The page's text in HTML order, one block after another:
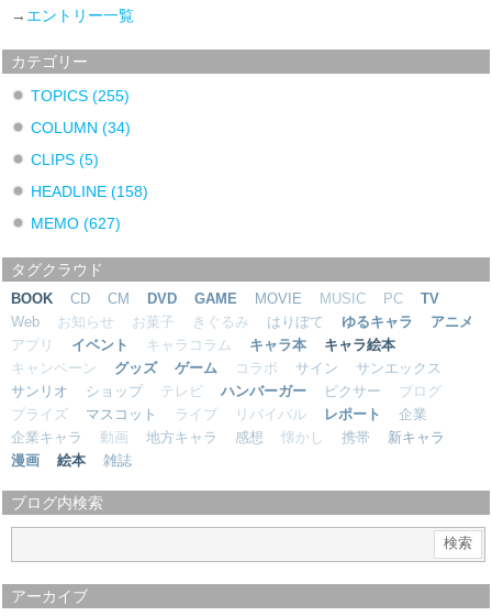
→ エントリー一覧
カテゴリー
TOPICS (255)
COLUMN (34)
CLIPS (5)
HEADLINE (158)
MEMO (627)
タグクラウド
BOOK CD CM DVD GAME MOVIE MUSIC PC
TV
Web
お知らせ お菓子 きぐるみ はりぼて ゆるキャラ
アニメ
アプリ
イベント キャラコラム キャラ本
キャラ絵本
キャンペーン
グッズ ゲーム コラボ サイン
サンエックス
サンリオ
ショップ テレビ ハンバーガー ピクサー
ブログ
プライズ
マスコット ライブ リバイバル レポート
企業
企業キャラ
動画 地方キャラ 感想 懐かし 携帯
新キャラ
漫画
絵本 雑誌
ブログ内検索
アーカイブ